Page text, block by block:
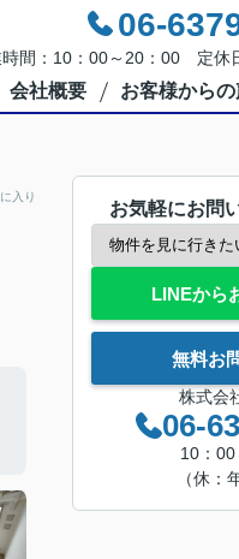
06-
時間：10：00～20：00 定休
会社概要 お客様からの
入り
お気軽にお問
LINEから
無料お
株式会
06-
10：
（休：